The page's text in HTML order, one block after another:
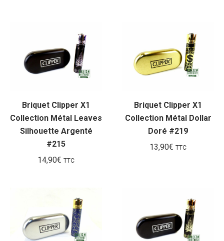
Briquet Clipper X1
Collection Métal Leaves
Silhouette Argenté
#215
14,90€ TTC
Briquet Clipper X1
Collection Métal Dollar
Doré #219
13,90€ TTC